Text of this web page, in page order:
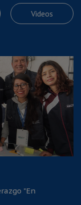
Videos
"En